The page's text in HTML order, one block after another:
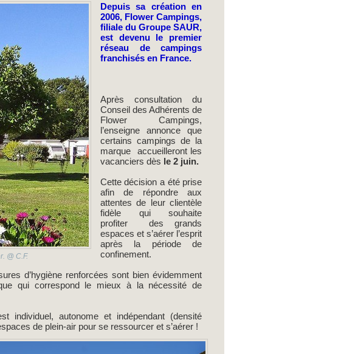
@ C.F.
Depuis sa création en
2006, Flower Campings,
filiale du Groupe SAUR,
est devenu le premier
réseau de campings
franchisés en France.
Après consultation du
Conseil des Adhérents de
Flower Campings,
l’enseigne annonce que
certains campings de la
marque accueilleront les
vacanciers dès le 2 juin.
Cette décision a été prise
afin de répondre aux
attentes de leur clientèle
fidèle qui souhaite
profiter des grands
espaces et s’aérer l’esprit
après la période de
confinement.
d’hygiène renforcées sont bien évidemment
qui correspond le mieux à la nécessité de
individuel, autonome et indépendant (densité
de plein-air pour se ressourcer et s’aérer !